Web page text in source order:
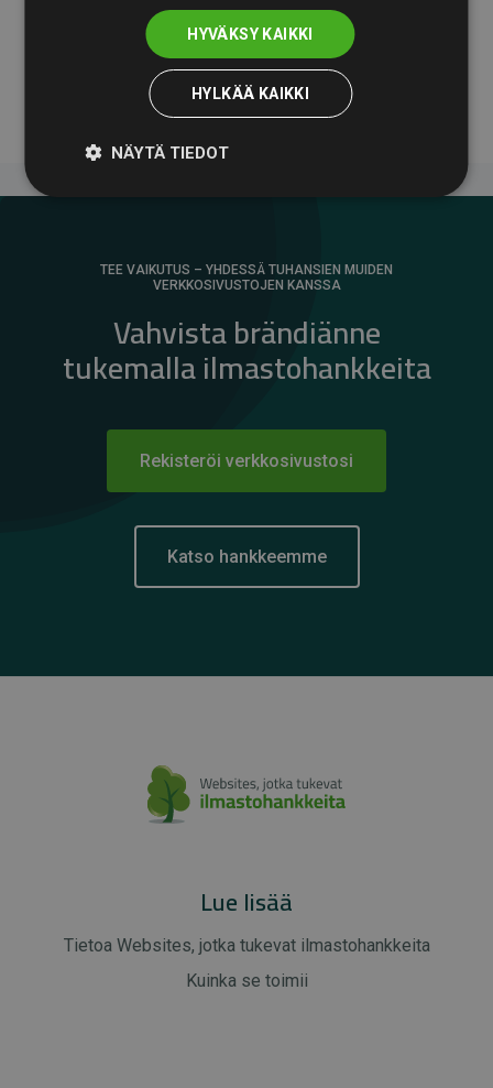
arvioiduista CO₂-päästöistä
jäsenverkkosivustoilla –
selkeä todiste toimintatapamme todellisesta
TEE VAIKUTUS – YHDESSÄ TUHANSIEN MUIDEN
VERKKOSIVUSTOJEN KANSSA
Vahvista brändiänne
tukemalla ilmastohankkeita
Rekisteröi verkkosivustosi
Katso hankkeemme
Lue lisää
Tietoa Websites, jotka tukevat ilmastohankkeita
Kuinka se toimii
HYVÄKSY KAIKKI
HYLKÄÄ KAIKKI
NÄYTÄ TIEDOT